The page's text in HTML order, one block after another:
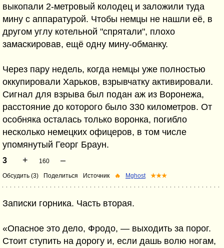
выкопали 2-метровый колодец и заложили туда
мину с аппаратурой. Чтобы немцы не нашли её, в
другом углу котельной "спрятали", плохо
замаскировав, ещё одну мину-обманку.
Через пару недель, когда немцы уже полностью
оккупировали Харьков, взрывчатку активировали.
Сигнал для взрыва был подан аж из Воронежа,
расстояние до которого было 330 километров. От
особняка осталась только воронка, погибло
несколько немецких офицеров, в том числе
упомянутый Георг Браун.
3 + 160 –
Обсудить (3) Поделиться Источник 🔥 Mghost ★★★
Записки горника. Часть вторая.
«Опасное это дело, Фродо, — выходить за порог.
Стоит ступить на дорогу и, если дашь волю ногам,